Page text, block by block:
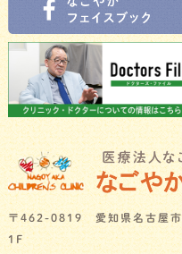
〒462-0819 愛知県名古屋市
1F